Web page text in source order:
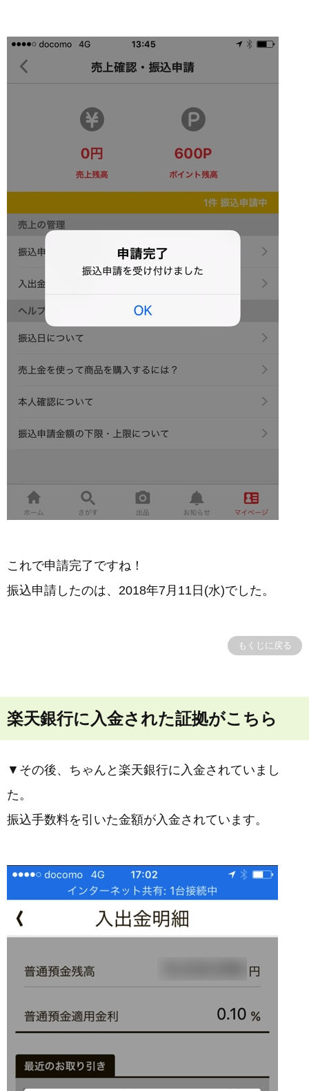
これで申請完了ですね！
振込申請したのは、2018年7月11日(水)でした。
もくじに戻る
楽天銀行に入金された証拠がこちら
▼その後、ちゃんと楽天銀行に入金されていまし
た。
振込手数料を引いた金額が入金されています。